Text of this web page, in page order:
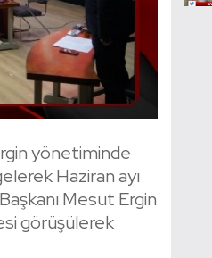
yönetiminde
Haziran ayı
Mesut Ergin
görüşülerek